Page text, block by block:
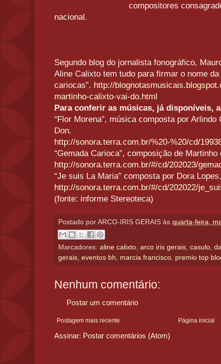
compositores
nacional.
Segundo blog do jornalista fonográfico,
Aline Calixto tem tudo para firmar o nome
cariocas”. http://
martinho-calixto-vai-do.html
Para conferir as músicas, já disponíveis,
“Flor Morena”, música composta por
Don.
http://sonora.terra.com.br/%20-%20/cd/
“Gemada Carioca”, composição de Martinho
http://sonora.terra.com.br/#/cd/202023/
“Je suis La Maria” composta por Dora
http://sonora.terra.com.br/#/cd/202022/
(fonte: informe Stereoteca)
Postado por ARCO-IRIS GERAIS às quarta-feira,
Marcadores: aline calixto arco iris gerais casulo
gerais eventos bh marcia francisco premio top
Nenhum comentário:
Postar um comentário
Postagem mais recente Página inicial
Assinar: Postar comentários (Atom)